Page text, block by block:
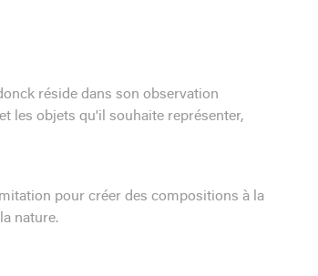
réside dans son observation
les objets qu'il souhaite représenter,
pour créer des compositions à la
nature.